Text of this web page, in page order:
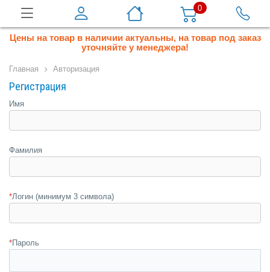
0
Цены на товар в наличии актуальны, на товар под заказ
уточняйте у менеджера!
Главная Авторизация
Регистрация
Имя
Фамилия
*Логин (минимум 3 символа)
*Пароль